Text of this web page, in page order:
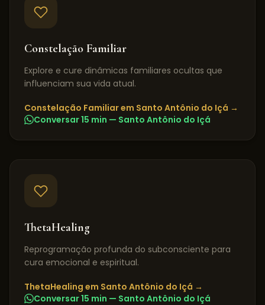
Constelação Familiar
Explore e cure dinâmicas familiares ocultas que
influenciam sua vida atual.
Constelação Familiarem Santo Antônio do Içá →
Conversar 15 min — Santo Antônio do Içá
ThetaHealing
Reprogramação profunda do subconsciente para
cura emocional e espiritual.
ThetaHealing em Santo Antônio do Içá →
Conversar 15 min — Santo Antônio do Içá